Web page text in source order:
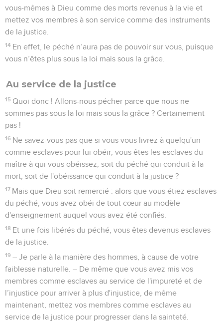
vous-mêmes à Dieu comme des morts revenus à la vie et
mettez vos membres à son service comme des instruments
de la justice.
14 En effet, le péché n’aura pas de pouvoir sur vous, puisque
vous n’êtes plus sous la loi mais sous la grâce.
Au service de la justice
15 Quoi donc ! Allons-nous pécher parce que nous ne
sommes pas sous la loi mais sous la grâce ? Certainement
pas !
16 Ne savez-vous pas que si vous vous livrez à quelqu'un
comme esclaves pour lui obéir, vous êtes les esclaves du
maître à qui vous obéissez, soit du péché qui conduit à la
mort, soit de l'obéissance qui conduit à la justice ?
17 Mais que Dieu soit remercié : alors que vous étiez esclaves
du péché, vous avez obéi de tout cœur au modèle
d'enseignement auquel vous avez été confiés.
18 Et une fois libérés du péché, vous êtes devenus esclaves
de la justice.
19 – Je parle à la manière des hommes, à cause de votre
faiblesse naturelle. – De même que vous avez mis vos
membres comme esclaves au service de l'impureté et de
l’injustice pour arriver à plus d'injustice, de même
maintenant, mettez vos membres comme esclaves au
service de la justice pour progresser dans la sainteté.